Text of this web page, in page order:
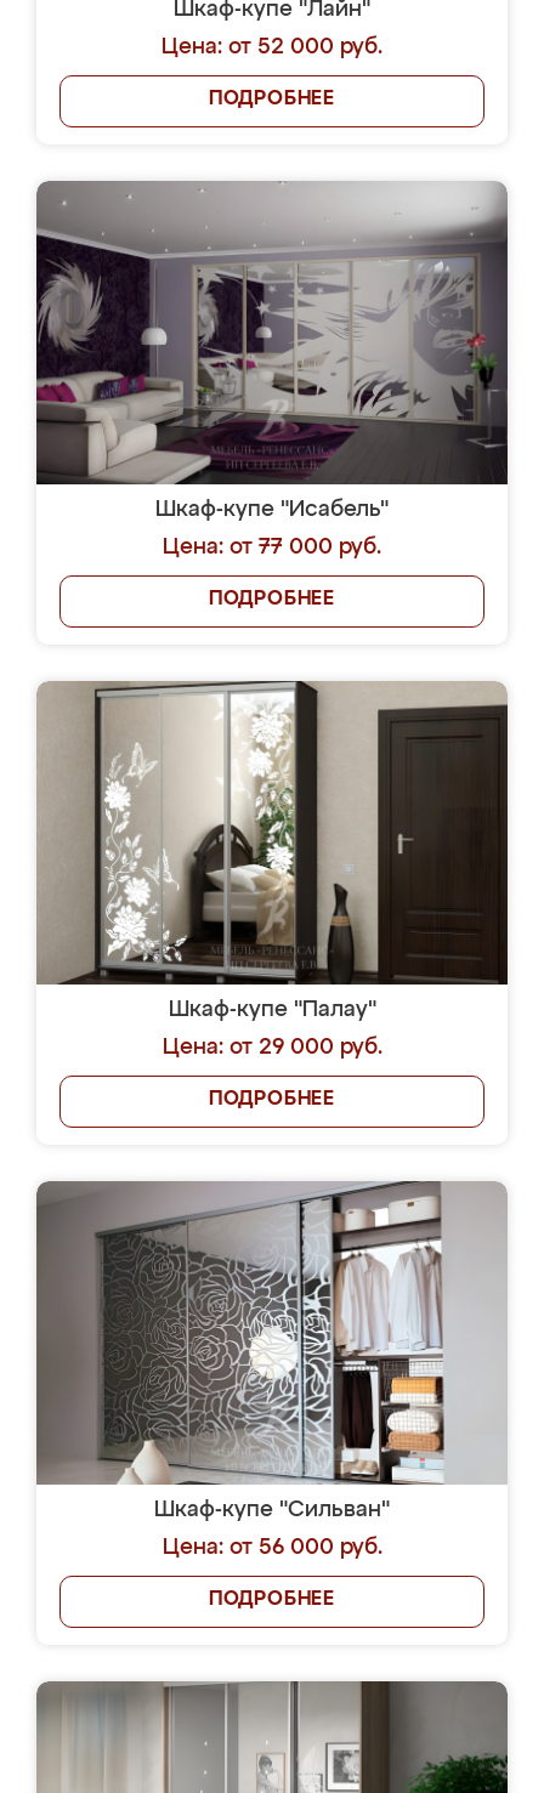
Шкаф-купе "Лайн"
Цена: от 52 000 руб.
ПОДРОБНЕЕ
Шкаф-купе "Исабель"
Цена: от 77 000 руб.
ПОДРОБНЕЕ
Шкаф-купе "Палау"
Цена: от 29 000 руб.
ПОДРОБНЕЕ
Шкаф-купе "Сильван"
Цена: от 56 000 руб.
ПОДРОБНЕЕ